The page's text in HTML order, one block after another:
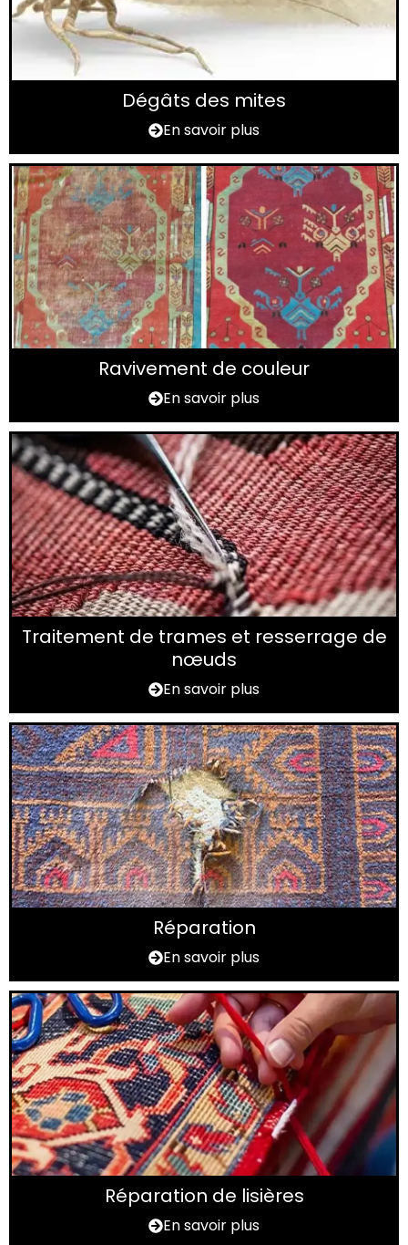
Dégâts des mites
En savoir plus
Ravivement de couleur
En savoir plus
Traitement de trames et resserrage de
nœuds
En savoir plus
Réparation
En savoir plus
Réparation de lisières
En savoir plus